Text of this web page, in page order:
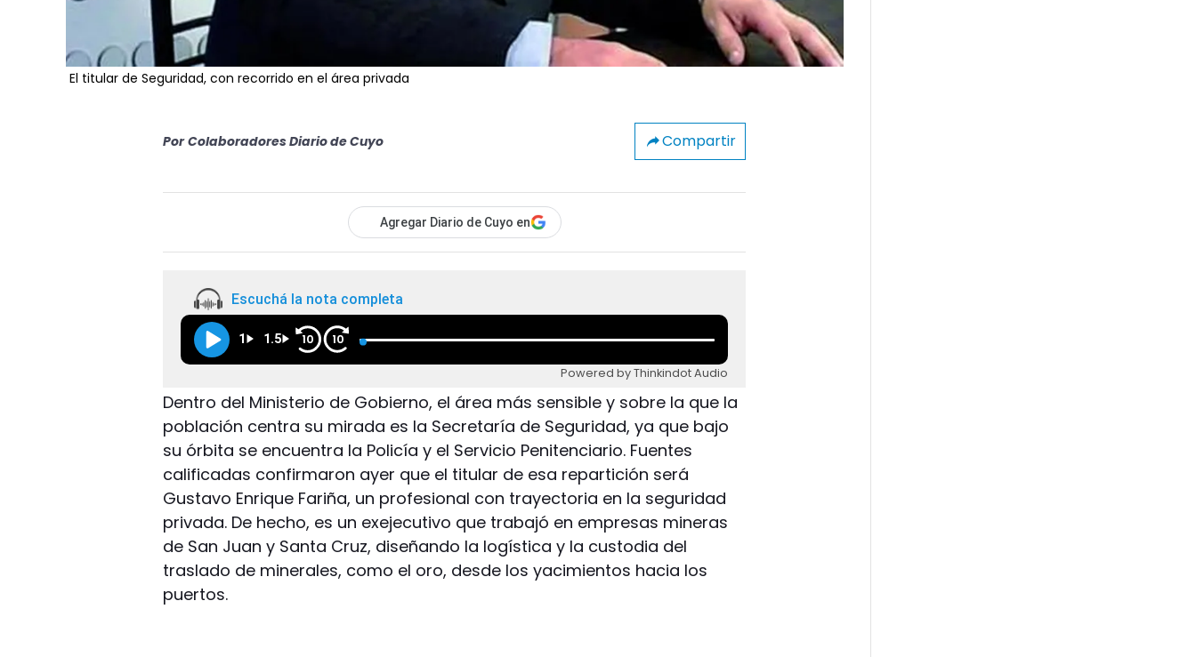
El titular de Seguridad, con recorrido en el área privada
Por Colaboradores Diario de Cuyo Compartir
Agregar Diario de Cuyo en
Escuchá la nota completa
1 1.5 10 10
Powered by Thinkindot Audio
Dentro del Ministerio de Gobierno, el área más sensible y sobre la que la
población centra su mirada es la Secretaría de Seguridad, ya que bajo
su órbita se encuentra la Policía y el Servicio Penitenciario. Fuentes
calificadas confirmaron ayer que el titular de esa repartición será
Gustavo Enrique Fariña, un profesional con trayectoria en la seguridad
privada. De hecho, es un exejecutivo que trabajó en empresas mineras
de San Juan y Santa Cruz, diseñando la logística y la custodia del
traslado de minerales, como el oro, desde los yacimientos hacia los
puertos.